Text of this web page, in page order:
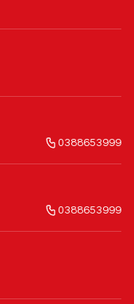
0388653999
0388653999